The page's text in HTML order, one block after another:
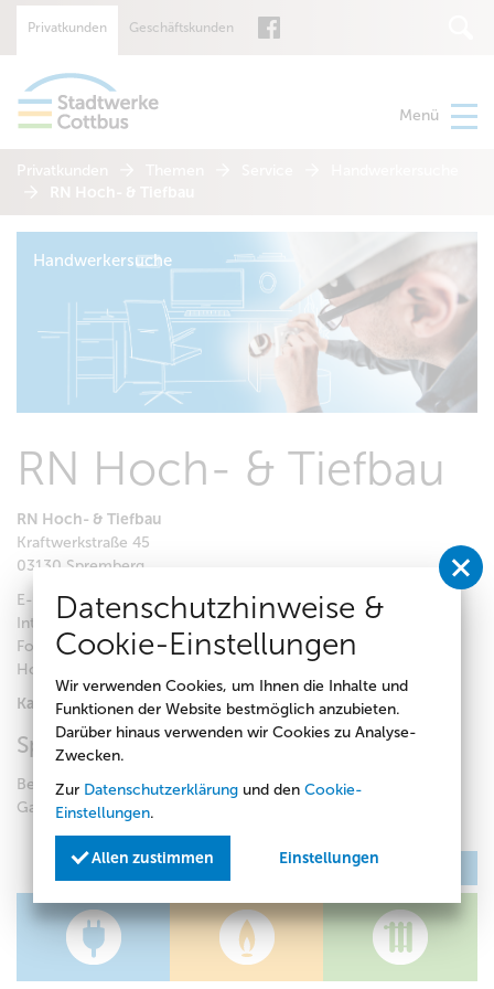
Suche
Privatkunden Geschäftskunden
Menü
Privatkunden
Handwerkersuche
RN Hoch- & Tiefbau
RN Hoch- & Tiefbau
Kraftwerkstraße 45
03130 Spremberg
E-Mail:info@hoch-tiefbau-noack.de
Internet:http://www.hoch-tiefbau-noack.de/
Fon:
+49 (0) 3563 - 344827
Hotline:
Kategorie(n):Maurer, Garten- & Landschaftsbau
Spezialisierung
Beton-, Maurer- & Putzarbeiten, Pflasterarbeiten,
Gartengestaltung
Datenschutzhinweise &
Cookie-Einstellungen
Wir verwenden Cookies, um Ihnen die Inhalte und
Funktionen der Website bestmöglich anzubieten.
Darüber hinaus verwenden wir Cookies zu Analyse-
Zwecken.
Zur Datenschutzerklärung und den Cookie-
Einstellungen.
Allen zustimmen Einstellungen